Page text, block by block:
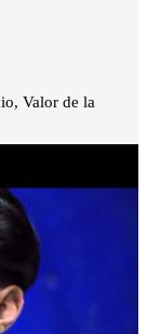
Valor de la